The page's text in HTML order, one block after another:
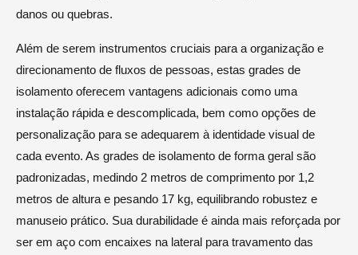
danos ou quebras.
Além de serem instrumentos cruciais para a organização e
direcionamento de fluxos de pessoas, estas grades de
isolamento oferecem vantagens adicionais como uma
instalação rápida e descomplicada, bem como opções de
personalização para se adequarem à identidade visual de
cada evento. As grades de isolamento de forma geral são
padronizadas, medindo 2 metros de comprimento por 1,2
metros de altura e pesando 17 kg, equilibrando robustez e
manuseio prático. Sua durabilidade é ainda mais reforçada por
ser em aço com encaixes na lateral para travamento das